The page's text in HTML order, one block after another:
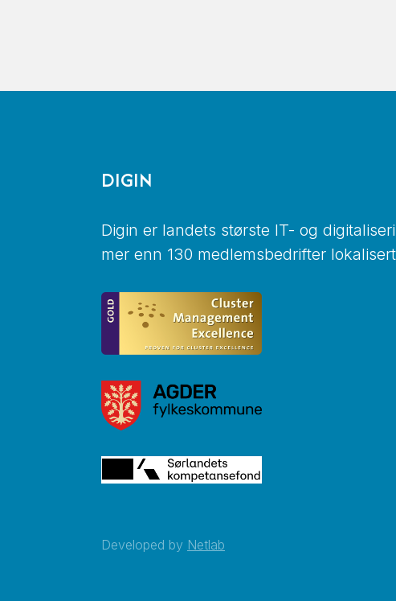
DIGIN
Digin er landets største IT- og
mer enn 130 medlemsbedrifter
Developed by Netlab